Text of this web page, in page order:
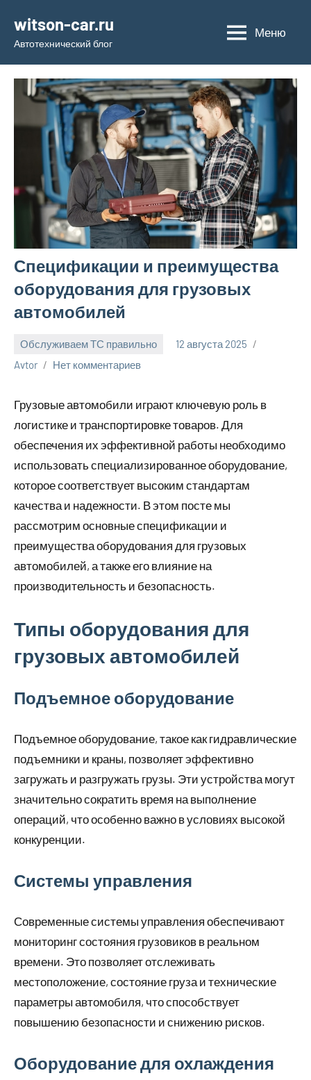
содержимому
witson-car.ru
Автотехнический блог
Меню
Спецификации и преимущества
оборудования для грузовых
автомобилей
Обслуживаем ТС правильно
12 августа 2025
Avtor
Нет комментариев
Грузовые автомобили играют ключевую роль в
логистике и транспортировке товаров. Для
обеспечения их эффективной работы необходимо
использовать специализированное оборудование,
которое соответствует высоким стандартам
качества и надежности. В этом посте мы
рассмотрим основные спецификации и
преимущества оборудования для грузовых
автомобилей, а также его влияние на
производительность и безопасность.
Типы оборудования для
грузовых автомобилей
Подъемное оборудование
Подъемное оборудование, такое как гидравлические
подъемники и краны, позволяет эффективно
загружать и разгружать грузы. Эти устройства могут
значительно сократить время на выполнение
операций, что особенно важно в условиях высокой
конкуренции.
Системы управления
Современные системы управления обеспечивают
мониторинг состояния грузовиков в реальном
времени. Это позволяет отслеживать
местоположение, состояние груза и технические
параметры автомобиля, что способствует
повышению безопасности и снижению рисков.
Оборудование для охлаждения